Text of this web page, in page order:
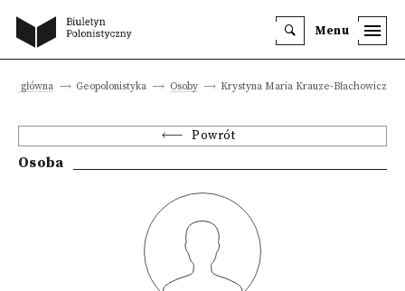
Menu
główna Geopolonistyka Osoby Krystyna Maria Krauze-Błachowicz
Powrót
Osoba